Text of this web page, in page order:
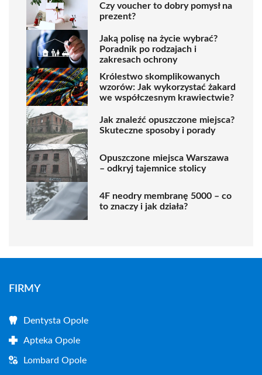
Czy voucher to dobry pomysł na
prezent?
Jaką polisę na życie wybrać?
Poradnik po rodzajach i
zakresach ochrony
Królestwo skomplikowanych
wzorów: Jak wykorzystać żakard
we współczesnym krawiectwie?
Jak znaleźć opuszczone miejsca?
Skuteczne sposoby i porady
Opuszczone miejsca Warszawa
– odkryj tajemnice stolicy
4F neodry membranę 5000 – co
to znaczy i jak działa?
FIRMY
Dentysta Opole
Apteka Opole
Lombard Opole